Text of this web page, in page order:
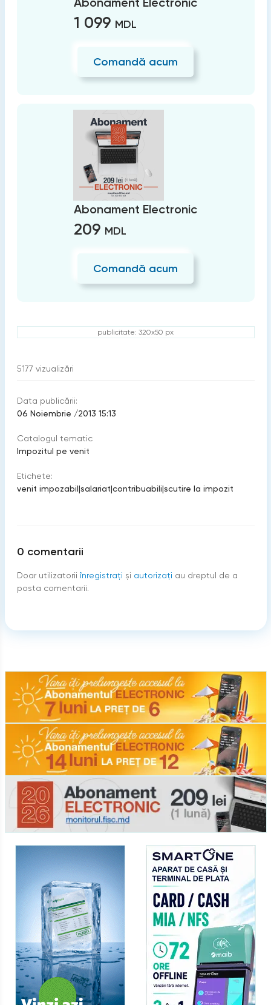
1 099 MDL
Comandă acum
Abonament Electronic
209 MDL
Comandă acum
publicitate: 320x50 px
5177 vizualizări
Data publicării:
06 Noiembrie /2013 15:13
Catalogul tematic
Impozitul pe venit
Etichete:
venit impozabil|salariat|contribuabili|scutire la impozit
0 comentarii
Doar utilizatorii înregistraţi şi autorizați au dreptul de a
posta comentarii.